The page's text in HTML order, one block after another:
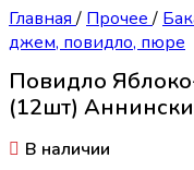
Главная/ Прочее/
джем, повидло, пюре
Повидло
(12шт)
В наличии